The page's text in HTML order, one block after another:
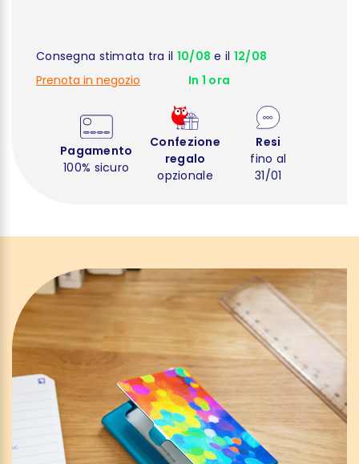
Consegna stimata tra il 10/08 e il 12/08
Prenota in negozio
In 1 ora
Pagamento
100% sicuro
Confezione
regalo
opzionale
Resi
fino al
31/01